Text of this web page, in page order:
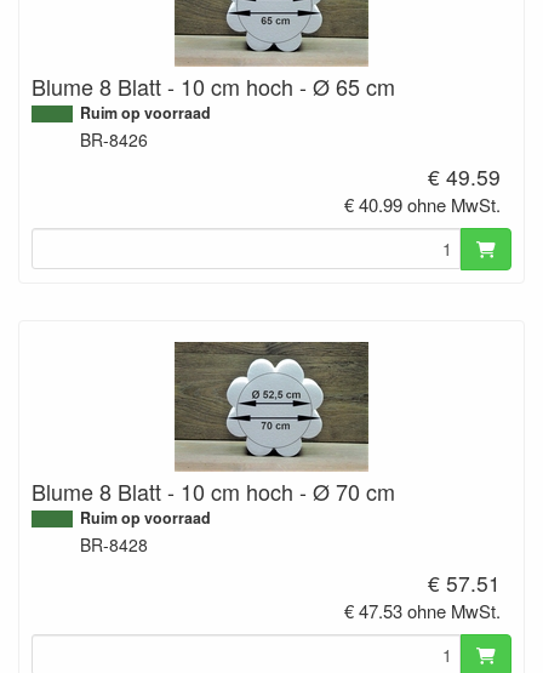
Blume 8 Blatt - 10 cm hoch - Ø 65 cm
Ruim op voorraad
BR-8426
€ 49.59
€ 40.99 ohne MwSt.
Blume 8 Blatt - 10 cm hoch - Ø 70 cm
Ruim op voorraad
BR-8428
€ 57.51
€ 47.53 ohne MwSt.